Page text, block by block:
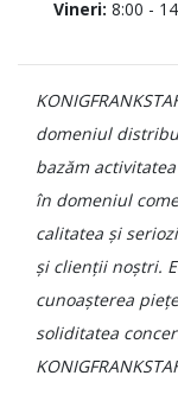
Vineri: 8:00 -
domeniul
bazăm
în domeniul
calitatea și
și clienții noștri.
cunoașterea
soliditatea